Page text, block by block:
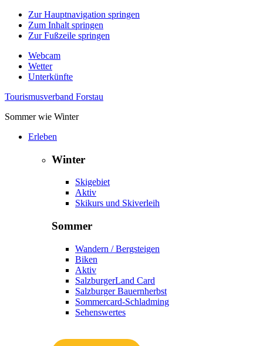
Zur Hauptnavigation springen
Zum Inhalt springen
Zur Fußzeile springen
Webcam
Wetter
Unterkünfte
Tourismusverband Forstau
Sommer wie Winter
Erleben
Winter
Skigebiet
Aktiv
Skikurs und Skiverleih
Sommer
Wandern / Bergsteigen
Biken
Aktiv
SalzburgerLand Card
Salzburger Bauernherbst
Sommercard-Schladming
Sehenswertes